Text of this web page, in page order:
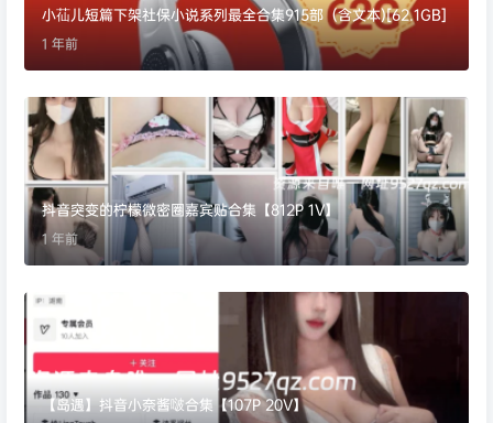
小苮儿短篇下架社保小说系列最全合集915部（含文本)[62.1GB]
1 年前
抖音突变的柠檬微密圈嘉宾贴合集【812P 1V】
1 年前
【岛遇】抖音小奈酱啵合集【107P 20V】